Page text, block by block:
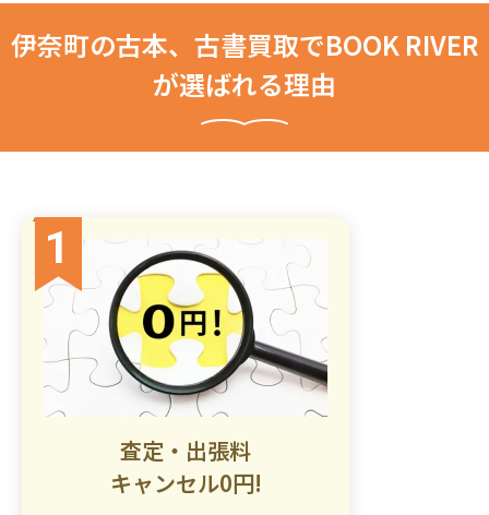
伊奈町の古本、古書買取でBOOK RIVER
が選ばれる理由
1
査定・出張料
キャンセル0円!